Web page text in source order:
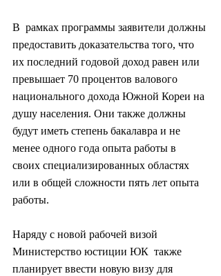
В  рамках программы заявители должны
предоставить доказательства того, что
их последний годовой доход равен или
превышает 70 процентов валового
национального дохода Южной Кореи на
душу населения. Они также должны
будут иметь степень бакалавра и не
менее одного года опыта работы в
своих специализированных областях
или в общей сложности пять лет опыта
работы.
Наряду с новой рабочей визой
Министерство юстиции ЮК  также
планирует ввести новую визу для